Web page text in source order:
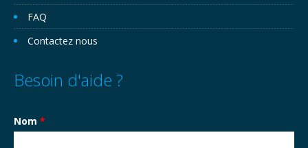
FAQ
Contactez nous
Besoin d'aide ?
Nom *